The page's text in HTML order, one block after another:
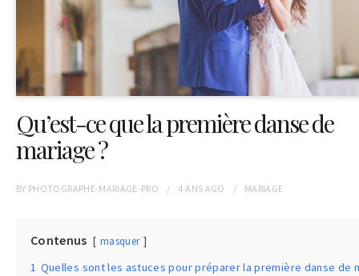
Qu’est-ce que la première danse de
mariage ?
BY PHOTOGRAPHE-MARIAGE-PRO 4 ANS AGO MARIAGE
Contenus masquer
1 Quelles sont les astuces pour préparer la première danse de